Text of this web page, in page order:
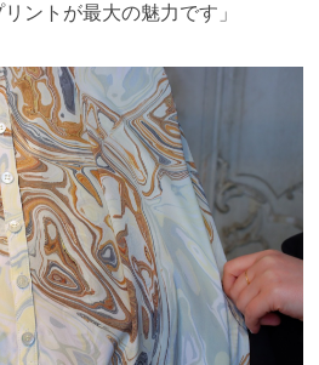
ントが最大の魅力です」